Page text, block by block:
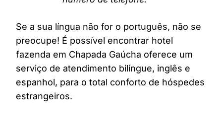
Se a sua língua não for o português, não se
preocupe! É possível encontrar hotel
fazenda em Chapada Gaúcha oferece um
serviço de atendimento bilíngue, inglês e
espanhol, para o total conforto de hóspedes
estrangeiros.